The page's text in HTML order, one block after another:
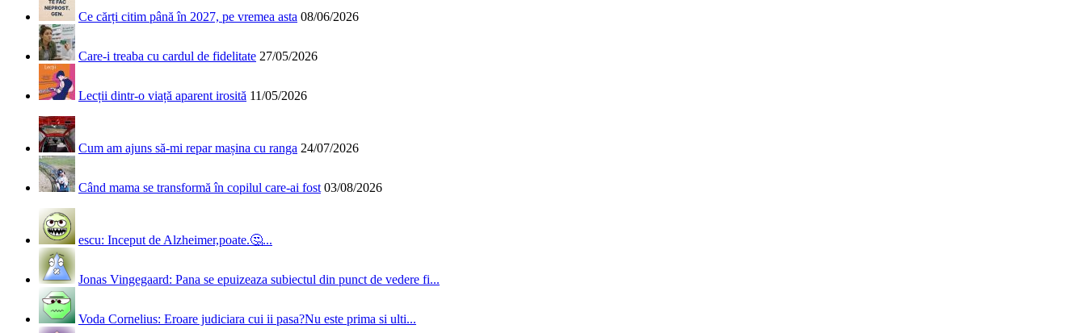
Ce cărți citim până în 2027, pe vremea asta 08/06/2026
Care-i treaba cu cardul de fidelitate 27/05/2026
Lecții dintr-o viață aparent irosită 11/05/2026
Cum am ajuns să-mi repar mașina cu ranga 24/07/2026
Când mama se transformă în copilul care-ai fost 03/08/2026
escu: Inceput de Alzheimer,poate.🤔...
Jonas Vingegaard: Pana se epuizeaza subiectul din punct de vedere fi...
Voda Cornelius: Eroare judiciara cui ii pasa?Nu este prima si ulti...